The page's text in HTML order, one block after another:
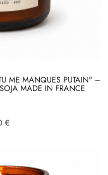
ME MANQUES PUTAIN" –
MADE IN FRANCE
€